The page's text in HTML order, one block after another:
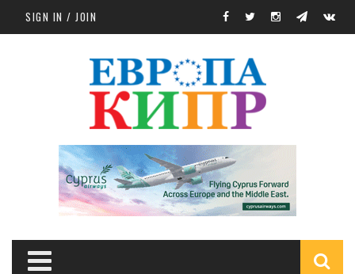
Skip to main content
SIGN IN / JOIN